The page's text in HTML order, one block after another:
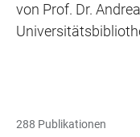
von Prof. Dr.
288 Publikationen